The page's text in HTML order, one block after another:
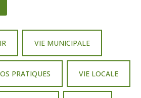
VIE MUNICIPALE
PRATIQUES VIE LOCALE